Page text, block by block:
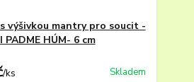
výšivkou mantry pro soucit -
PADME HÚM- 6 cm
/ks Skladem